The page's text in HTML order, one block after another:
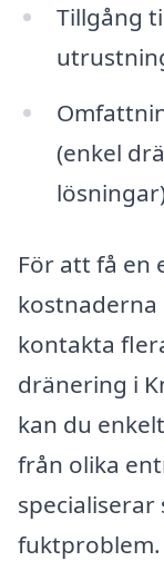
Tillgång
(enkel
För att få en
kontakta
dränering i
kan du
från olika